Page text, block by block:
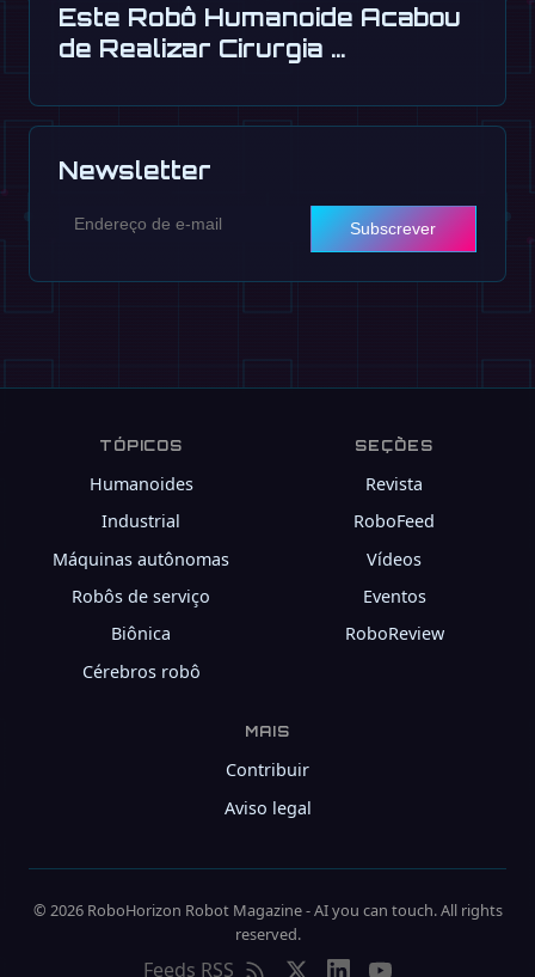
Este Robô Humanoide Acabou
de Realizar Cirurgia …
Newsletter
Subscrever
TÓPICOS
Humanoides
Industrial
Máquinas autônomas
Robôs de serviço
Biônica
Cérebros robô
SEÇÕES
Revista
RoboFeed
Vídeos
Eventos
RoboReview
MAIS
Contribuir
Aviso legal
© 2026 RoboHorizon Robot Magazine - AI you can touch. All rights
reserved.
Feeds RSS